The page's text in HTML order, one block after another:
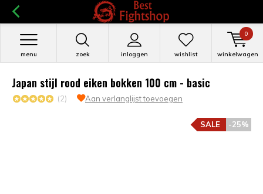
zoek inloggen
menu wishlist winkelwagen
0
Japan stijl rood eiken bokken 100 cm - basic
(2) Aan verlanglijst toevoegen
-25%
SALE